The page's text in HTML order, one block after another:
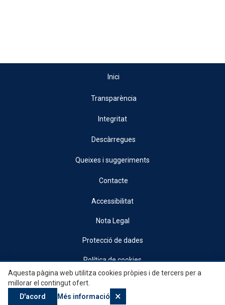
Inici
Transparència
Integritat
Descàrregues
Queixes i suggeriments
Contacte
Accessibilitat
Nota Legal
Protecció de dades
Política de cookies
© 2026, Generalitat • Conselleria d’Indústria, Turisme, Innovació i Comerç •
Institut Valencià de Competitivitat Empresarial
Aquesta pàgina web utilitza cookies pròpies i de tercers per a
millorar el contingut ofert.
D'acord
Més informació ×